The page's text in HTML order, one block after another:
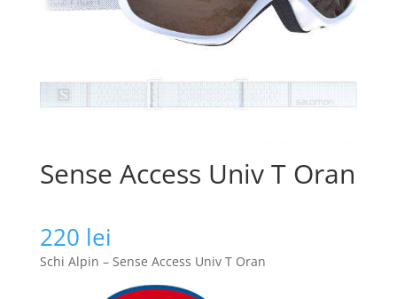
Sense Access Univ T Oran
220 lei
Schi Alpin – Sense Access Univ T Oran